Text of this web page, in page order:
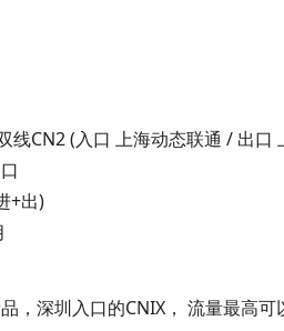
线CN2 (入口 上海动态联通 / 出口
+出)
，深圳入口的CNIX， 流量最高可